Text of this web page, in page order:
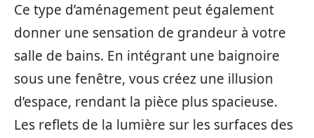
Ce type d’aménagement peut également
donner une sensation de grandeur à votre
salle de bains. En intégrant une baignoire
sous une fenêtre, vous créez une illusion
d’espace, rendant la pièce plus spacieuse.
Les reflets de la lumière sur les surfaces des